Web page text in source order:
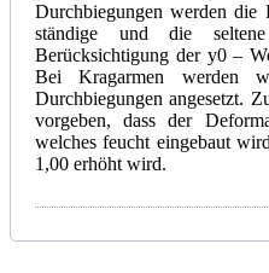
Durchbiegungen werden die
ständige und die seltene
Berücksichtigung der y0 –
Bei Kragarmen werden
Durchbiegungen angesetzt.
vorgeben, dass der
welches feucht eingebaut
1,00 erhöht wird.